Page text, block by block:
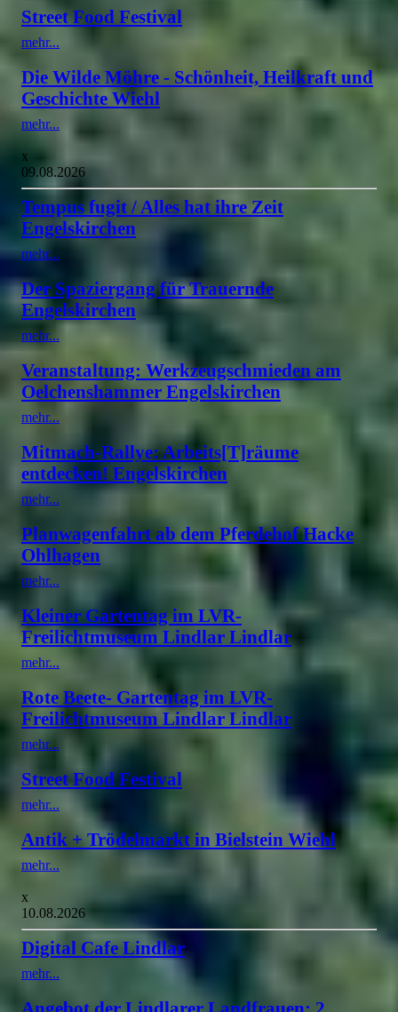
Street Food Festival
mehr...
Die Wilde Möhre - Schönheit, Heilkraft und
Geschichte Wiehl
mehr...
x
09.08.2026
Tempus fugit / Alles hat ihre Zeit
Engelskirchen
mehr...
Der Spaziergang für Trauernde
Engelskirchen
mehr...
Veranstaltung: Werkzeugschmieden am
Oelchenshammer Engelskirchen
mehr...
Mitmach-Rallye: Arbeits[T]räume
entdecken! Engelskirchen
mehr...
Planwagenfahrt ab dem Pferdehof Hacke
Ohlhagen
mehr...
Kleiner Gartentag im LVR-
Freilichtmuseum Lindlar Lindlar
mehr...
Rote Beete- Gartentag im LVR-
Freilichtmuseum Lindlar Lindlar
mehr...
Street Food Festival
mehr...
Antik + Trödelmarkt in Bielstein Wiehl
mehr...
x
10.08.2026
Digital Cafe Lindlar
mehr...
Angebot der Lindlarer Landfrauen: 2.